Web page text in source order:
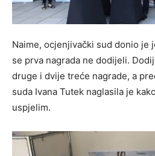
Naime, ocjenjivački sud donio je
se prva nagrada ne dodijeli.
druge i dvije treće nagrade, a
suda Ivana Tutek naglasila je
uspjelim.